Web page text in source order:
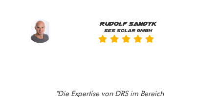
Rudolf Sandyk
SES SOLAR GMBH
"Die Expertise von DRS im Bereich